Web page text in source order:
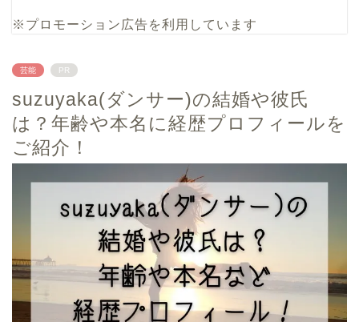
※プロモーション広告を利用しています
芸能 PR
suzuyaka(ダンサー)の結婚や彼氏
は？年齢や本名に経歴プロフィールを
ご紹介！